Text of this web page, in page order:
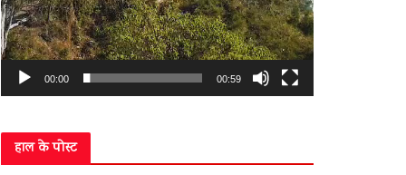
00:00 00:59
हाल के पोस्ट